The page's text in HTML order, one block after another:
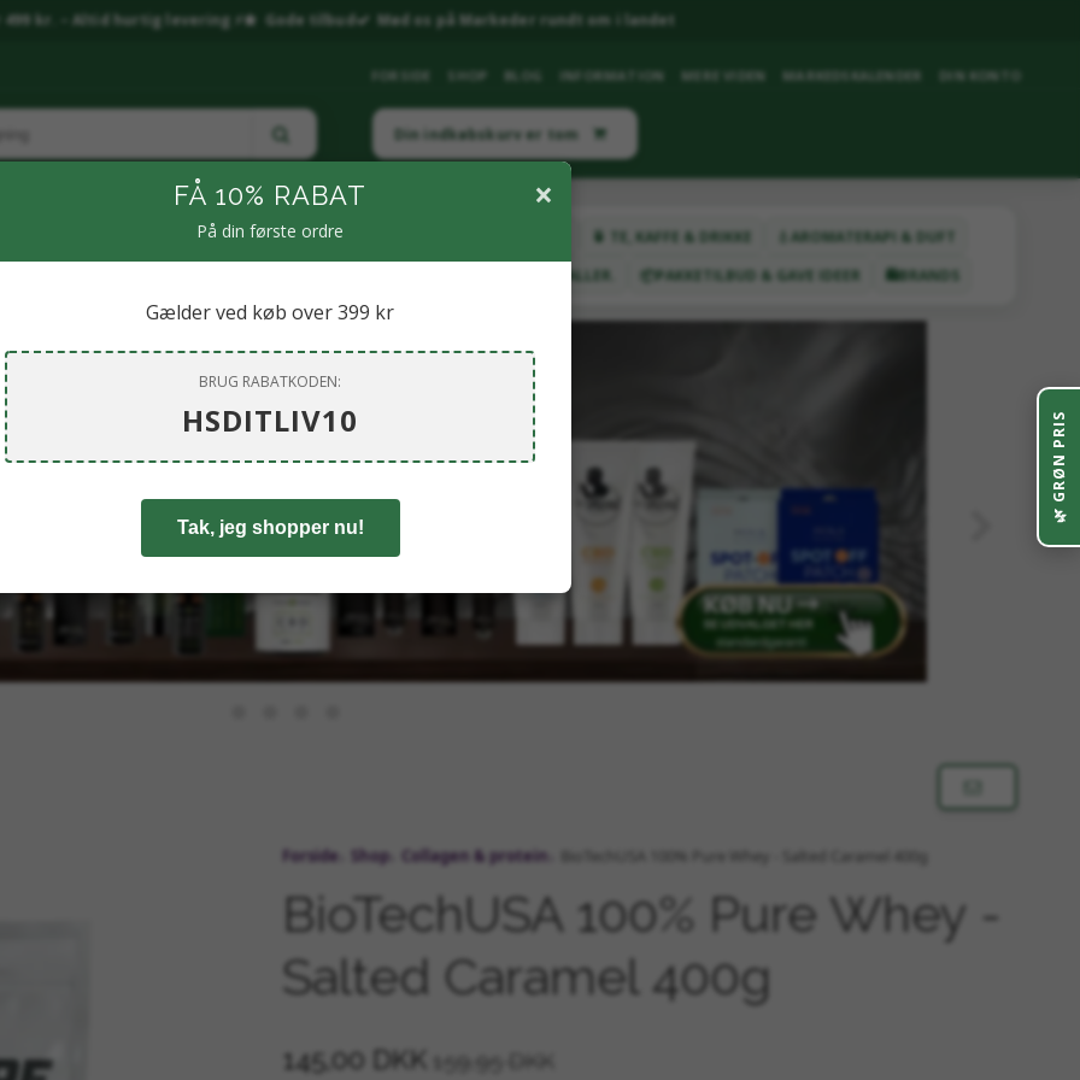
499 kr. – Altid hurtig levering ⚡ Gode tilbud Mød os på Markeder rundt om i landet
FORSIDE SHOP BLOG INFORMATION MERE VIDEN MARKEDSKALENDER DIN KONTO
Din indkøbskurv er tom
🧴PERSONLIG PLEJE 🌶️ KRYDDERIER & SPECIALITETER 🍵 TE, KAFFE & DRIKKE
💧AROMATERAPI & DUFT
💎 SMYKKER & KRYSTALLER. 📦PAKKETILBUD & GAVE IDEER 🛍️BRANDS
Forside Shop Collagen & protein BioTechUSA 100% Pure Whey - Salted Caramel 400g
BioTechUSA 100% Pure Whey -
Salted Caramel 400g
145,00 DKK 159,95 DKK
🌿
GRØN PRIS
×
FÅ 10% RABAT
På din første ordre
Gælder ved køb over 399 kr
BRUG RABATKODEN:
HSDITLIV10
Tak, jeg shopper nu!